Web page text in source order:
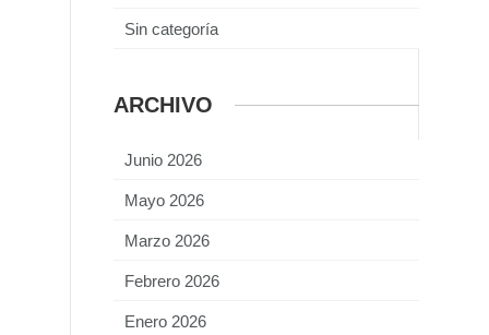
Sin categoría
ARCHIVO
Junio 2026
Mayo 2026
Marzo 2026
Febrero 2026
Enero 2026